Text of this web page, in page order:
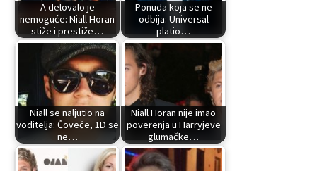
A delovalo je
nemoguće: Niall Horan
stiže i prestiže…
Ponuda koja se ne
odbija: Universal
platio…
Niall se naljutio na
voditelja: Čoveče, 1D se
ne…
Niall Horan nije imao
poverenja u Harryjeve
glumačke…